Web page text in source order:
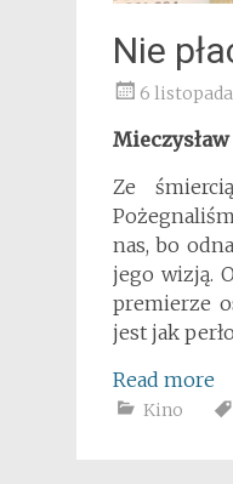
Nie
6 listopada
Ze
nas, bo
jego wizją.
premierze
jest jak
Read more
Kino